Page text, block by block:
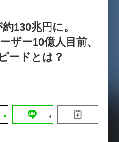
護法について
用情報
資金調達・巻き込みのリアル
06-10
30開催】AIで何でもできる時
130兆円に。
ザー10億人目前、
ードとは？